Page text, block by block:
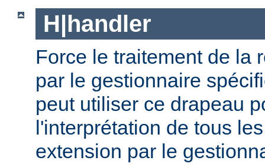
H|handler
Force le traitement de la
par le gestionnaire
peut utiliser ce drapeau
l'interprétation de tous
extension par le